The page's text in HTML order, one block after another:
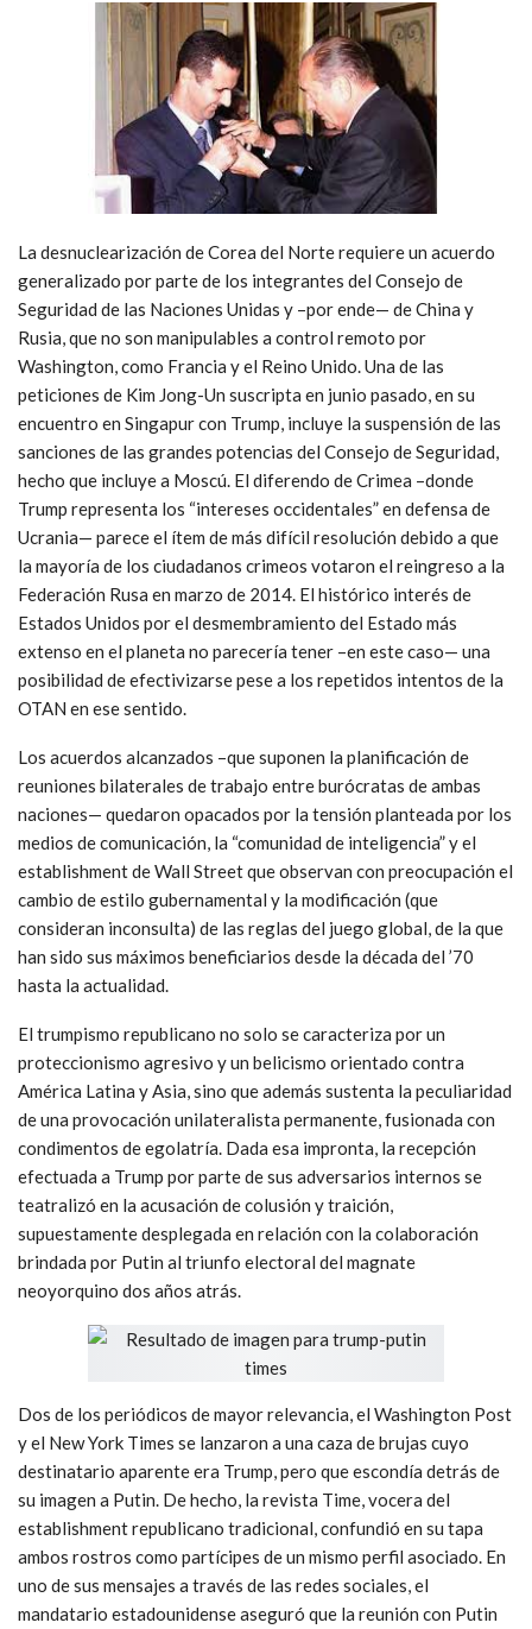
La desnuclearización de Corea del Norte requiere un acuerdo
generalizado por parte de los integrantes del Consejo de
Seguridad de las Naciones Unidas y –por ende— de China y
Rusia, que no son manipulables a control remoto por
Washington, como Francia y el Reino Unido. Una de las
peticiones de Kim Jong-Un suscripta en junio pasado, en su
encuentro en Singapur con Trump, incluye la suspensión de las
sanciones de las grandes potencias del Consejo de Seguridad,
hecho que incluye a Moscú. El diferendo de Crimea –donde
Trump representa los “intereses occidentales” en defensa de
Ucrania— parece el ítem de más difícil resolución debido a que
la mayoría de los ciudadanos crimeos votaron el reingreso a la
Federación Rusa en marzo de 2014. El histórico interés de
Estados Unidos por el desmembramiento del Estado más
extenso en el planeta no parecería tener –en este caso— una
posibilidad de efectivizarse pese a los repetidos intentos de la
OTAN en ese sentido.
Los acuerdos alcanzados –que suponen la planificación de
reuniones bilaterales de trabajo entre burócratas de ambas
naciones— quedaron opacados por la tensión planteada por los
medios de comunicación, la “comunidad de inteligencia” y el
establishment de Wall Street que observan con preocupación el
cambio de estilo gubernamental y la modificación (que
consideran inconsulta) de las reglas del juego global, de la que
han sido sus máximos beneficiarios desde la década del ’70
hasta la actualidad.
El trumpismo republicano no solo se caracteriza por un
proteccionismo agresivo y un belicismo orientado contra
América Latina y Asia, sino que además sustenta la peculiaridad
de una provocación unilateralista permanente, fusionada con
condimentos de egolatría. Dada esa impronta, la recepción
efectuada a Trump por parte de sus adversarios internos se
teatralizó en la acusación de colusión y traición,
supuestamente desplegada en relación con la colaboración
brindada por Putin al triunfo electoral del magnate
neoyorquino dos años atrás.
Dos de los periódicos de mayor relevancia, el Washington Post
y el New York Times se lanzaron a una caza de brujas cuyo
destinatario aparente era Trump, pero que escondía detrás de
su imagen a Putin. De hecho, la revista Time, vocera del
establishment republicano tradicional, confundió en su tapa
ambos rostros como partícipes de un mismo perfil asociado. En
uno de sus mensajes a través de las redes sociales, el
mandatario estadounidense aseguró que la reunión con Putin